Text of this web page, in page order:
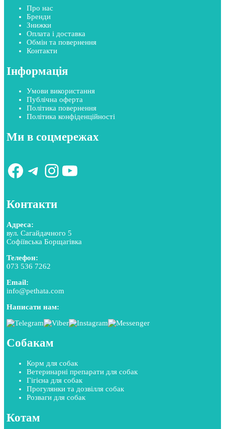
Про нас
Бренди
Знижки
Оплата і доставка
Обмін та повернення
Контакти
Інформація
Умови використання
Публічна оферта
Політика повернення
Політика конфіденційності
Ми в соцмережах
Facebook
Telegram
Instagram
YouTube
Контакти
Адреса:
вул. Сагайдачного 5
Софіївська Борщагівка
Телефон:
073 536 7262
Email:
info@pethata.com
Написати нам:
Собакам
Корм для собак
Ветеринарні препарати для собак
Гігієна для собак
Прогулянки та дозвілля собак
Розваги для собак
Котам